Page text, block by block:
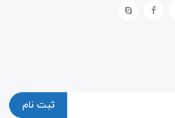
ثبت نام